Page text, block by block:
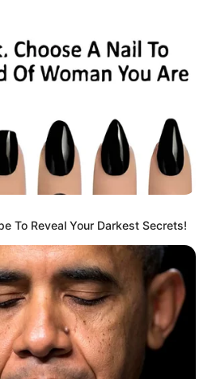
To Reveal Your Darkest Secrets!